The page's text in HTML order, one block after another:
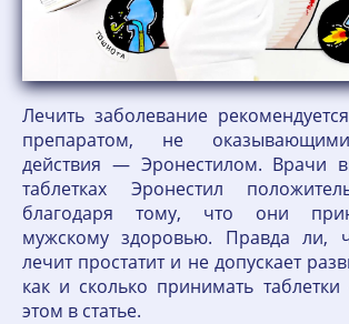
Лечить заболевание
препаратом, не
действия — Эронестилом. Врачи
таблетках Эронестил
благодаря тому, что они
мужскому здоровью. Правда ли,
лечит простатит и не допускает
как и сколько принимать
этом в статье.